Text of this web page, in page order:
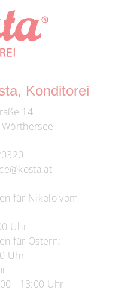
Konditorei
14
für Nikolo vom
Uhr
für Ostern:
Uhr
- 13:00 Uhr